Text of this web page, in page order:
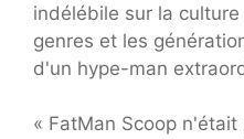
indélébile sur la
genres et les
d'un hype-man
« FatMan Scoop